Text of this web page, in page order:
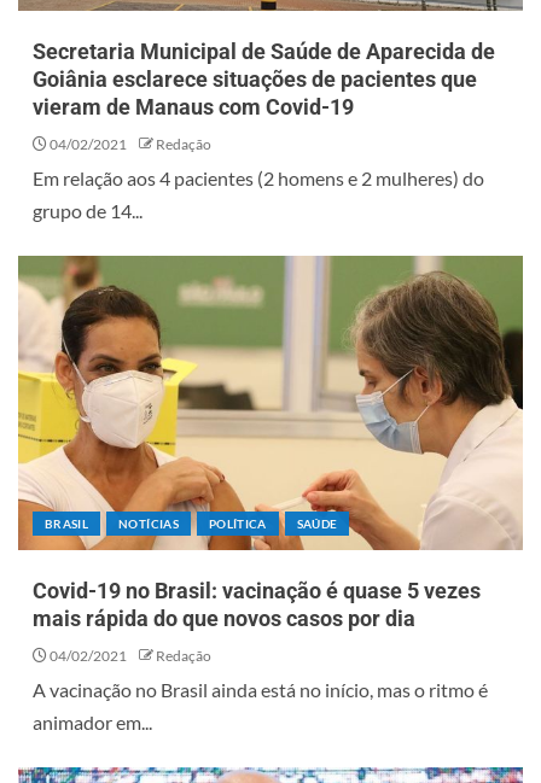
Secretaria Municipal de Saúde de Aparecida de
Goiânia esclarece situações de pacientes que
vieram de Manaus com Covid-19
04/02/2021 Redação
Em relação aos 4 pacientes (2 homens e 2 mulheres) do
grupo de 14...
BRASIL NOTÍCIAS POLÍTICA SAÚDE
Covid-19 no Brasil: vacinação é quase 5 vezes
mais rápida do que novos casos por dia
04/02/2021 Redação
A vacinação no Brasil ainda está no início, mas o ritmo é
animador em...